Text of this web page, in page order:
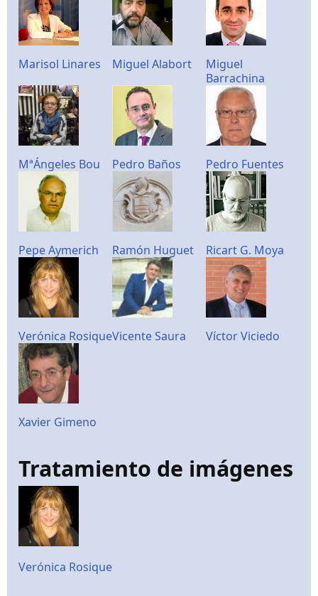
Marisol Linares Miguel Alabort
Miguel
Barrachina
MªÁngeles Bou Pedro Baños Pedro Fuentes
Pepe Aymerich Ramón Huguet Ricart G. Moya
Verónica RosiqueVicente Saura Víctor Viciedo
Xavier Gimeno
Tratamiento de imágenes
Verónica Rosique